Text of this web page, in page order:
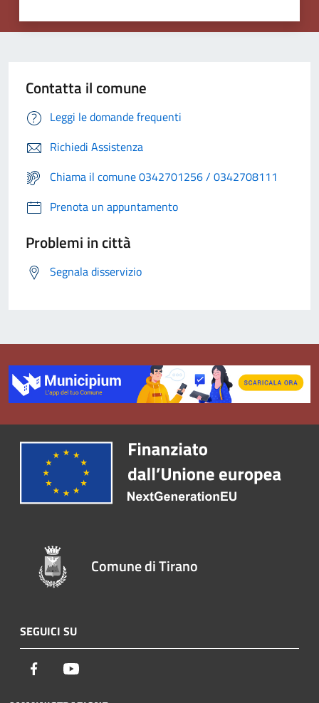
Contatta il comune
Leggi le domande frequenti
Richiedi Assistenza
Chiama il comune 0342701256 / 0342708111
Prenota un appuntamento
Problemi in città
Segnala disservizio
Comune di Tirano
SEGUICI SU
Facebook